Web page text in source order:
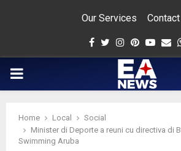
Our Services
Facebook
Twitter
Instagram
Pinterest
PRIMARY
Home Local
Social
Minister di Deporte a reuni cu directiva di
Swimming Aruba